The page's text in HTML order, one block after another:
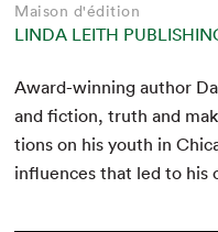
Maison d'édition
LINDA LEITH
Award-win­ning author
and fic­tion, truth and
tions on his youth in
influ­ences that led to his